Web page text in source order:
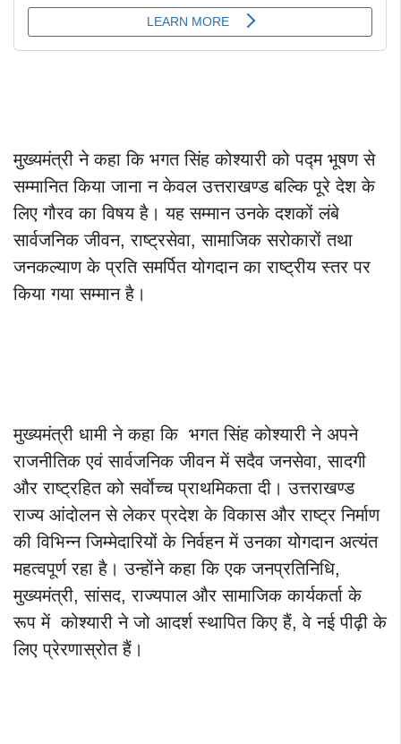
मुख्यमंत्री ने कहा कि भगत सिंह कोश्यारी को पद्म भूषण से
सम्मानित किया जाना न केवल उत्तराखण्ड बल्कि पूरे देश के
लिए गौरव का विषय है। यह सम्मान उनके दशकों लंबे
सार्वजनिक जीवन, राष्ट्रसेवा, सामाजिक सरोकारों तथा
जनकल्याण के प्रति समर्पित योगदान का राष्ट्रीय स्तर पर
किया गया सम्मान है।
मुख्यमंत्री धामी ने कहा कि भगत सिंह कोश्यारी ने अपने
राजनीतिक एवं सार्वजनिक जीवन में सदैव जनसेवा, सादगी
और राष्ट्रहित को सर्वाेच्च प्राथमिकता दी। उत्तराखण्ड
राज्य आंदोलन से लेकर प्रदेश के विकास और राष्ट्र निर्माण
की विभिन्न जिम्मेदारियों के निर्वहन में उनका योगदान अत्यंत
महत्वपूर्ण रहा है। उन्होंने कहा कि एक जनप्रतिनिधि,
मुख्यमंत्री, सांसद, राज्यपाल और सामाजिक कार्यकर्ता के
रूप में कोश्यारी ने जो आदर्श स्थापित किए हैं, वे नई पीढ़ी के
लिए प्रेरणास्रोत हैं।